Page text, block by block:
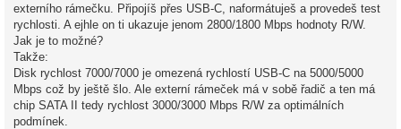
externího rámečku. Připojíš přes USB-C, naformátuješ a provedeš test
rychlosti. A ejhle on ti ukazuje jenom 2800/1800 Mbps hodnoty R/W.
Jak je to možné?
Takže:
Disk rychlost 7000/7000 je omezená rychlostí USB-C na 5000/5000
Mbps což by ještě šlo. Ale externí rámeček má v sobě řadič a ten má
chip SATA II tedy rychlost 3000/3000 Mbps R/W za optimálních
podmínek.